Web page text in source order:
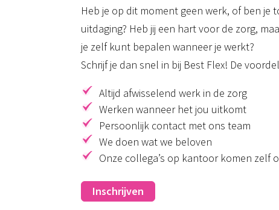
Heb je op dit moment geen werk, of ben je
uitdaging? Heb jij een hart voor de zorg,
je zelf kunt bepalen wanneer je werkt?
Schrijf je dan snel in bij Best Flex! De
Altijd afwisselend werk in de zorg
Werken wanneer het jou uitkomt
Persoonlijk contact met ons team
We doen wat we beloven
Onze collega’s op kantoor komen zelf
Inschrijven